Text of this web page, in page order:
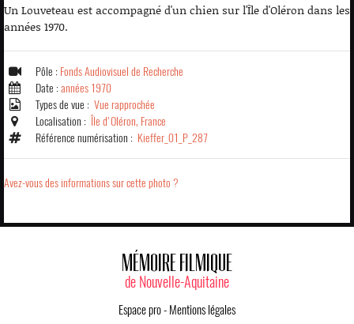
Un Louveteau est accompagné d'un chien sur l'Île d'Oléron dans les
années 1970.
Pôle : Fonds Audiovisuel de Recherche
Date : années 1970
Types de vue : Vue rapprochée
Localisation : Île d'Oléron, France
Référence numérisation : Kieffer_01_P_287
Avez-vous des informations sur cette photo ?
MÉMOIRE FILMIQUE
de Nouvelle-Aquitaine
Espace pro- Mentions légales